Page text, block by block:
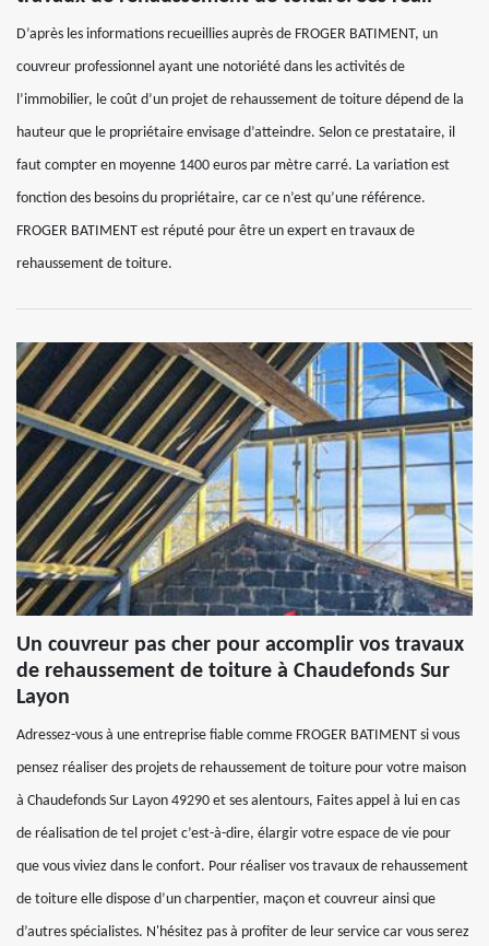
D’après les informations recueillies auprès de FROGER BATIMENT, un
couvreur professionnel ayant une notoriété dans les activités de
l’immobilier, le coût d’un projet de rehaussement de toiture dépend de la
hauteur que le propriétaire envisage d’atteindre. Selon ce prestataire, il
faut compter en moyenne 1400 euros par mètre carré. La variation est
fonction des besoins du propriétaire, car ce n’est qu’une référence.
FROGER BATIMENT est réputé pour être un expert en travaux de
rehaussement de toiture.
Un couvreur pas cher pour accomplir vos travaux
de rehaussement de toiture à Chaudefonds Sur
Layon
Adressez-vous à une entreprise fiable comme FROGER BATIMENT si vous
pensez réaliser des projets de rehaussement de toiture pour votre maison
à Chaudefonds Sur Layon 49290 et ses alentours, Faites appel à lui en cas
de réalisation de tel projet c’est-à-dire, élargir votre espace de vie pour
que vous viviez dans le confort. Pour réaliser vos travaux de rehaussement
de toiture elle dispose d’un charpentier, maçon et couvreur ainsi que
d’autres spécialistes. N'hésitez pas à profiter de leur service car vous serez